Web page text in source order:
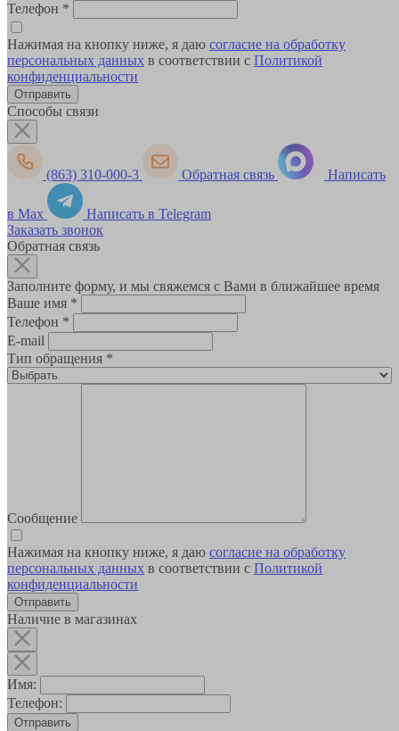
Телефон *
Нажимая на кнопку ниже, я даю согласие на обработку
персональных данных в соответствии с Политикой
конфиденциальности
Способы связи
(863) 310-000-3 Обратная связь Написать
в Max
Написать в Telegram
Заказать звонок
Обратная связь
Заполните форму, и мы свяжемся с Вами в ближайшее время
Ваше имя *
Телефон *
E-mail
Тип обращения *
Сообщение
Нажимая на кнопку ниже, я даю согласие на обработку
персональных данных в соответствии с Политикой
конфиденциальности
Наличие в магазинах
Имя:
Телефон:
Отправить